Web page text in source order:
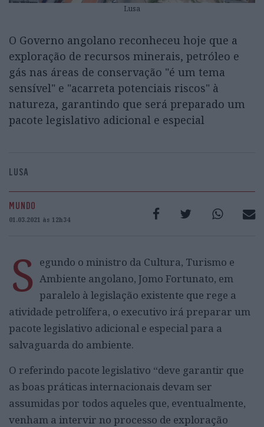
Lusa
O Governo angolano reconheceu hoje que a
exploração de recursos minerais, petróleo e
gás nas áreas de conservação "é um tema
sensível" e "acarreta potenciais riscos" à
natureza, garantindo que será preparado um
pacote legislativo adicional e especial
LUSA
MUNDO
01.03.2021 às 12h34
S egundo o ministro da Cultura, Turismo e
Ambiente angolano, Jomo Fortunato, em
paralelo à legislação existente que rege a
atividade petrolífera, o executivo irá preparar um
pacote legislativo adicional e especial para a
salvaguarda do ambiente.
O referindo pacote legislativo “deve garantir que
as boas práticas internacionais devam ser
assumidas por todos aqueles que, eventualmente,
venham a intervir no processo de exploração